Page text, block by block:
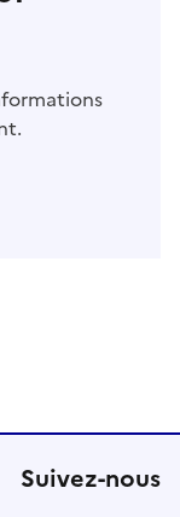
Suivez-nous